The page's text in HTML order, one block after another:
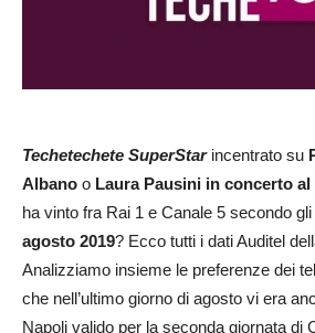
Techetechete SuperStarincentrato su
Albano o Laura Pausini in concerto
ha vinto fra Rai 1 e Canale 5 secondo gli
agosto 2019? Ecco tutti i dati Auditel
Analizziamo insieme le preferenze dei
che nell’ultimo giorno di agosto vi era
Napoli valido per la seconda giornata di